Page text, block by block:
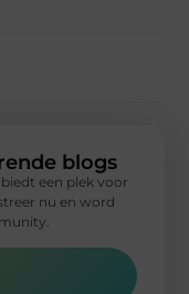
blogs
een plek voor
nu en word